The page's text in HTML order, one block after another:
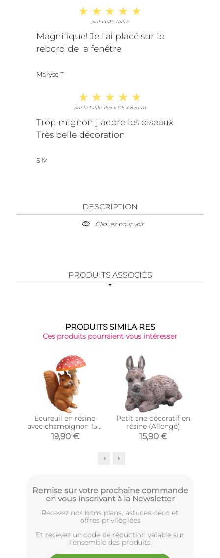
Sur cette taille
Magnifique! Je l'ai placé sur le
rebord de la fenêtre
Maryse T
Sur la taille 15.5 x 6.5 x 8.5 cm
Trop mignon j adore les oiseaux
Très belle décoration
S M
DESCRIPTION
Cliquez pour voir
PRODUITS ASSOCIÉS
PRODUITS SIMILAIRES
Ces produits pourraient vous intéresser
Ecureuil en résine
avec champignon 15 x
11 x 21 cm
19,90 €
Petit ane décoratif en
résine (Allongé)
15,90 €
Remise sur votre prochaine commande
en vous inscrivant à la Newsletter
Recevez nos bons plans, astuces déco et
offres privilègiées
Et recevez un code de réduction valable sur
l'ensemble des produits